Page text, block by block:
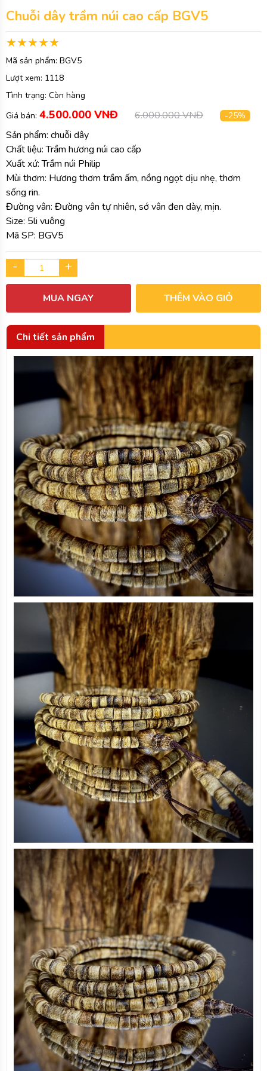
Chuỗi dây trầm núi cao cấp BGV5
Mã sản phẩm: BGV5
Lượt xem: 1118
Tình trạng: Còn hàng
Giá bán: 4.500.000 VNĐ 6.000.000 VNĐ -25%
Sản phẩm: chuỗi dây
Chất liệu: Trầm hương núi cao cấp
Xuất xứ: Trầm núi Philip
Mùi thơm: Hương thơm trầm ấm, nồng ngọt dịu nhẹ, thơm
sống rin.
Đường vân: Đường vân tự nhiên, sớ vân đen dày, mịn.
Size: 5li vuông
Mã SP: BGV5
- +
MUA NGAY THÊM VÀO GIỎ
Chi tiết sản phẩm